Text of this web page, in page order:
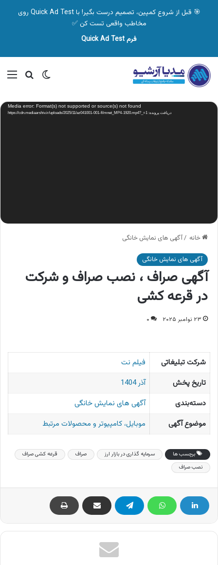
🎯 قبل از شروع کمپین، تصمیم درست بگیر! با Quick Ad Test روی
مخاطب واقعی تست کن ✅
فرم Quick Ad Test
تغییر پوسته
نمایشگر
ویدیو Media error: Format(s) not supported or source(s) not found
دریافت پرونده: https://cdn.mediaarshiv.ir/uploads/2025/11/az041001-001-filmnet_MP4-1920.mp4?_=1
خانه /آگهی های نمایش خانگی
آگهی های نمایش خانگی
آگهی صراف ، نصب صراف و شرکت
در قرعه کشی
۲۳ نوامبر ۲۰۲۵ ۰
شرکت تبلیغاتی
فیلم نت
تاریخ پخش
آذر 1404
دسته‌بندی
آگهی های نمایش خانگی
موضوع آگهی
موبایل، کامپیوتر و محصولات مرتبط
برچسب ها سرمایه گذاری در بازار ارز صراف
قرعه کشی صراف
نصب صراف